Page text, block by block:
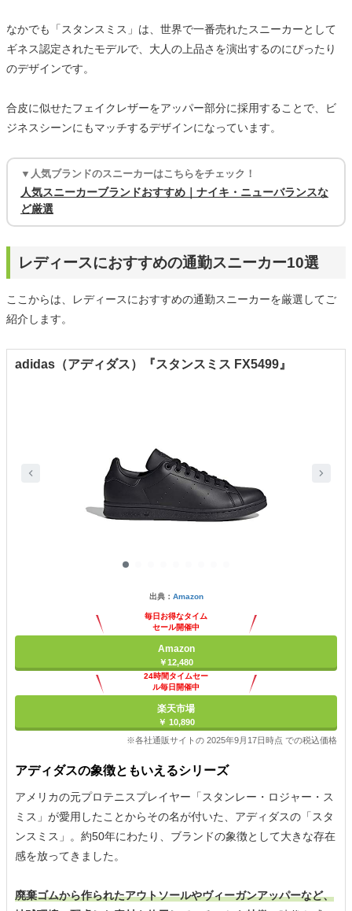
なかでも「スタンスミス」は、世界で一番売れたスニーカーとして
ギネス認定されたモデルで、大人の上品さを演出するのにぴったり
のデザインです。
合皮に似せたフェイクレザーをアッパー部分に採用することで、ビ
ジネスシーンにもマッチするデザインになっています。
▼人気ブランドのスニーカーはこちらをチェック！
人気スニーカーブランドおすすめ｜ナイキ・ニューバランスな
ど厳選
レディースにおすすめの通勤スニーカー10選
ここからは、レディースにおすすめの通勤スニーカーを厳選してご
紹介します。
adidas（アディダス）『スタンスミス FX5499』
出典： Amazon
毎日お得なタイム
セール開催中
Amazon
￥12,480
24時間タイムセー
ル毎日開催中
楽天市場
￥ 10,890
※各社通販サイトの 2025年9月17日時点 での税込価格
アディダスの象徴ともいえるシリーズ
アメリカの元プロテニスプレイヤー「スタンレー・ロジャー・ス
ミス」が愛用したことからその名が付いた、アディダスの「スタ
ンスミス」。約50年にわたり、ブランドの象徴として大きな存在
感を放ってきました。
廃棄ゴムから作られたアウトソールやヴィーガンアッパーなど、